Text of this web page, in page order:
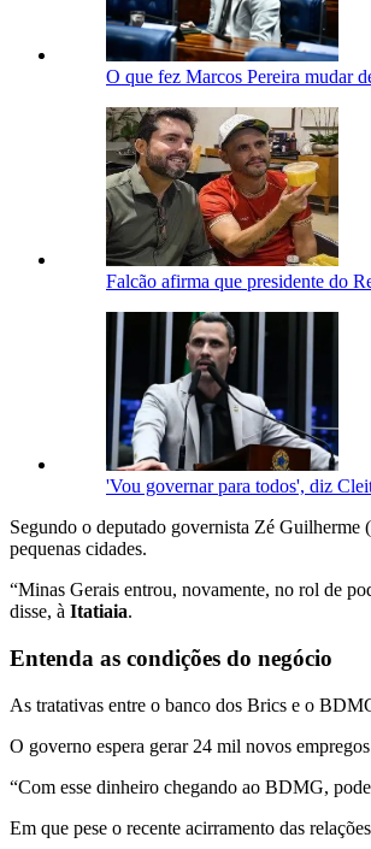
O que fez Marcos Pereira mudar
Falcão afirma que presidente do
'Vou governar para todos', diz
Segundo o deputado governista Zé Guilherme
pequenas cidades.
“Minas Gerais entrou, novamente, no rol de
disse, à Itatiaia.
Entenda as condições do negócio
As tratativas entre o banco dos Brics e o
O governo espera gerar 24 mil novos
“Com esse dinheiro chegando ao BDMG,
Em que pese o recente acirramento das